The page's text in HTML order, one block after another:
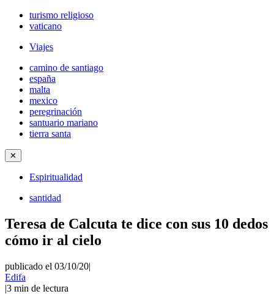
turismo religioso
vaticano
Viajes
camino de santiago
españa
malta
mexico
peregrinación
santuario mariano
tierra santa
✕
Espiritualidad
santidad
Teresa de Calcuta te dice con sus 10 dedos
cómo ir al cielo
publicado el 03/10/20|
Edifa
|3 min de lectura